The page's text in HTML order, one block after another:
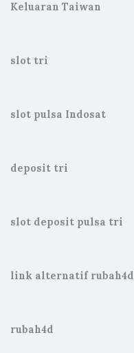
Keluaran Taiwan
slot tri
slot pulsa Indosat
deposit tri
slot deposit pulsa tri
link alternatif rubah4d
rubah4d